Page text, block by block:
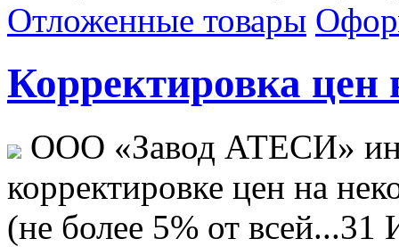
Отложенные товары
Корректировка цен
ООО «Завод АТЕСИ»
корректировке цен на
(не более 5% от всей...31